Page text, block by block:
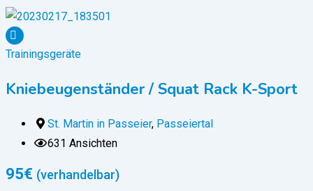
Trainingsgeräte
Kniebeugenständer / Squat Rack K-Sport
St. Martin in Passeier, Passeiertal
631 Ansichten
95€ (verhandelbar)